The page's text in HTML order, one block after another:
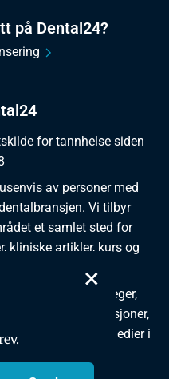
for tannhelse siden
av personer med
Vi tilbyr
et samlet sted for
kliniske artikler, kurs og
med tannleger,
samt institusjoner,
og andre medier i
på Dental24?
×